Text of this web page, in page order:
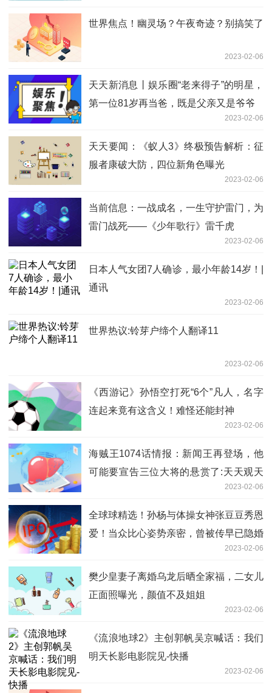
世界焦点！幽灵场？午夜奇迹？别搞笑了
2023-02-06
天天新消息丨娱乐圈“老来得子”的明星，
第一位81岁再当爸，既是父亲又是爷爷
2023-02-06
天天要闻：《蚁人3》终极预告解析：征
服者康破大防，四位新角色曝光
2023-02-06
当前信息：一战成名，一生守护雷门，为
雷门战死——《少年歌行》雷千虎
2023-02-06
日本人气女团7人确诊，最小年龄14岁！|
通讯
2023-02-06
世界热议:铃芽户缔个人翻译11
2023-02-06
《西游记》孙悟空打死“6个”凡人，名字
连起来竟有这含义！难怪还能封神
2023-02-06
海贼王1074话情报：新闻王再登场，他
可能要宣告三位大将的悬赏了:天天观天
2023-02-06
全球球精选！孙杨与体操女神张豆豆秀恩
爱！当众比心姿势亲密，曾被传早已隐婚
2023-02-06
樊少皇妻子离婚乌龙后晒全家福，二女儿
正面照曝光，颜值不及姐姐
2023-02-06
《流浪地球2》主创郭帆吴京喊话：我们
明天长影电影院见-快播
2023-02-06